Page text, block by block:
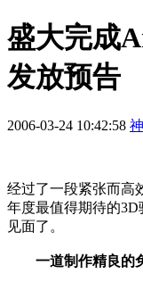
盛大完成
发放预告
2006-03-24 10:42:58
经过了一段紧张而高
年度最值得期待的
见面了。
一道制作精良的